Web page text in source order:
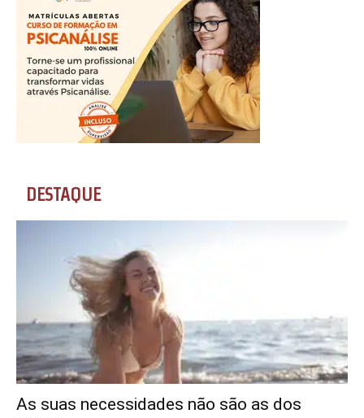
DESTAQUE
As suas necessidades não são as dos